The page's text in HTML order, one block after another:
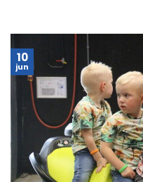
10
jun